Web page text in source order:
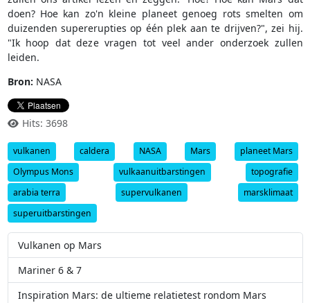
doen? Hoe kan zo'n kleine planeet genoeg rots smelten om
duizenden supererupties op één plek aan te drijven?", zei hij.
"Ik hoop dat deze vragen tot veel ander onderzoek zullen
leiden.
Bron: NASA
Hits: 3698
vulkanen caldera NASA Mars
planeet Mars
Olympus Mons
vulkaanuitbarstingen
topografie
arabia terra
supervulkanen
marsklimaat
superuitbarstingen
Vulkanen op Mars
Mariner 6 & 7
Inspiration Mars: de ultieme relatietest rondom Mars